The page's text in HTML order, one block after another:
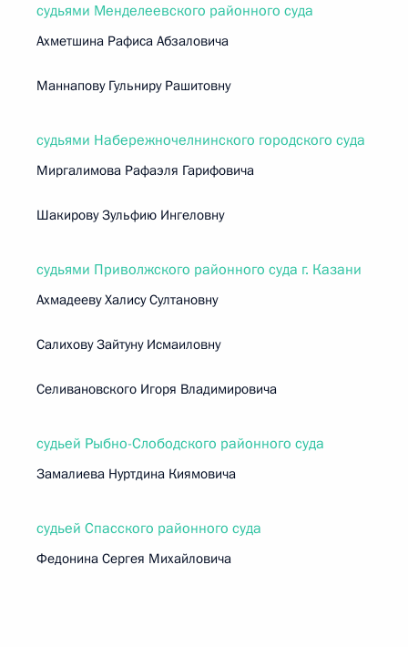
судьями Менделеевского районного суда
Ахметшина Рафиса Абзаловича
Маннапову Гульниру Рашитовну
судьями Набережночелнинского городского суда
Миргалимова Рафаэля Гарифовича
Шакирову Зульфию Ингеловну
судьями Приволжского районного суда г. Казани
Ахмадееву Халису Султановну
Салихову Зайтуну Исмаиловну
Селивановского Игоря Владимировича
судьей Рыбно-Слободского районного суда
Замалиева Нуртдина Киямовича
судьей Спасского районного суда
Федонина Сергея Михайловича